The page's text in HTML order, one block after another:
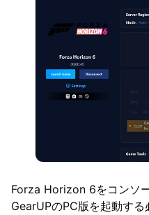
Forza Horizon 6をコンソ
GearUPのPC版を起動する